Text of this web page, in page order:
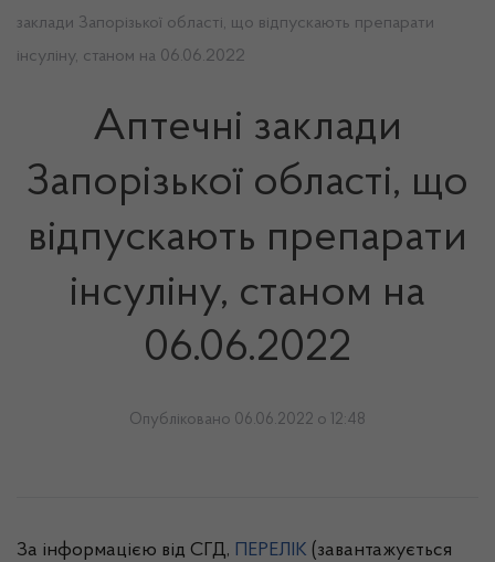
заклади Запорізької області, що відпускають препарати
інсуліну, станом на 06.06.2022
Аптечні заклади
Запорізької області, що
відпускають препарати
інсуліну, станом на
06.06.2022
Опубліковано 06.06.2022 о 12:48
За інформацією від СГД, ПЕРЕЛІК (завантажується